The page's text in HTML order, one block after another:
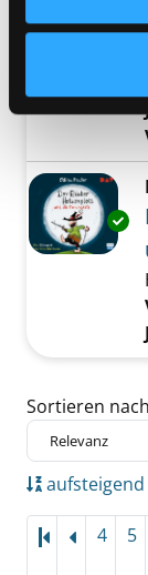
Zu den
Sortieren nach
4 5